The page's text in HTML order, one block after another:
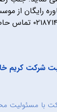
رایگان از
شرکت کریم
با مسئولیت